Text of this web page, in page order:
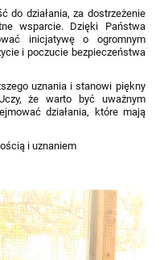
do działania, za dostrzeżenie
wsparcie. Dzięki Państwa
inicjatywę o ogromnym
i poczucie bezpieczeństwa
uznania i stanowi piękny
że warto być uważnym
działania, które mają
i uznaniem